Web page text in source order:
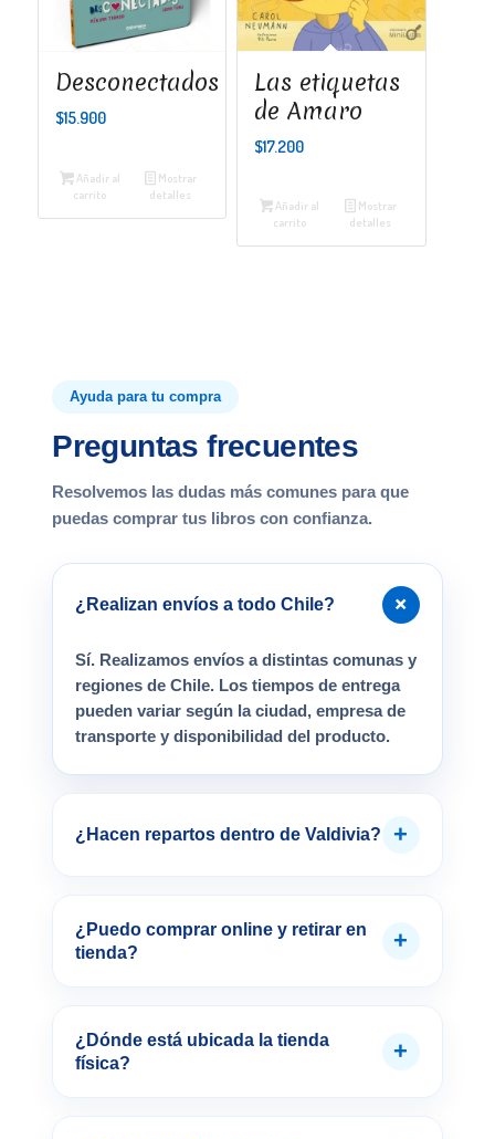
Desconectados
$15.900
Añadir al
carrito
Mostrar
detalles
Las etiquetas
de Amaro
$17.200
Añadir al
carrito
Mostrar
detalles
Ayuda para tu compra
Preguntas frecuentes
Resolvemos las dudas más comunes para que
puedas comprar tus libros con confianza.
¿Realizan envíos a todo Chile? +
Sí. Realizamos envíos a distintas comunas y
regiones de Chile. Los tiempos de entrega
pueden variar según la ciudad, empresa de
transporte y disponibilidad del producto.
¿Hacen repartos dentro de Valdivia? +
¿Puedo comprar online y retirar en
tienda?
+
¿Dónde está ubicada la tienda
física?
+